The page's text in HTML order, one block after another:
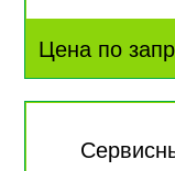
Цена по